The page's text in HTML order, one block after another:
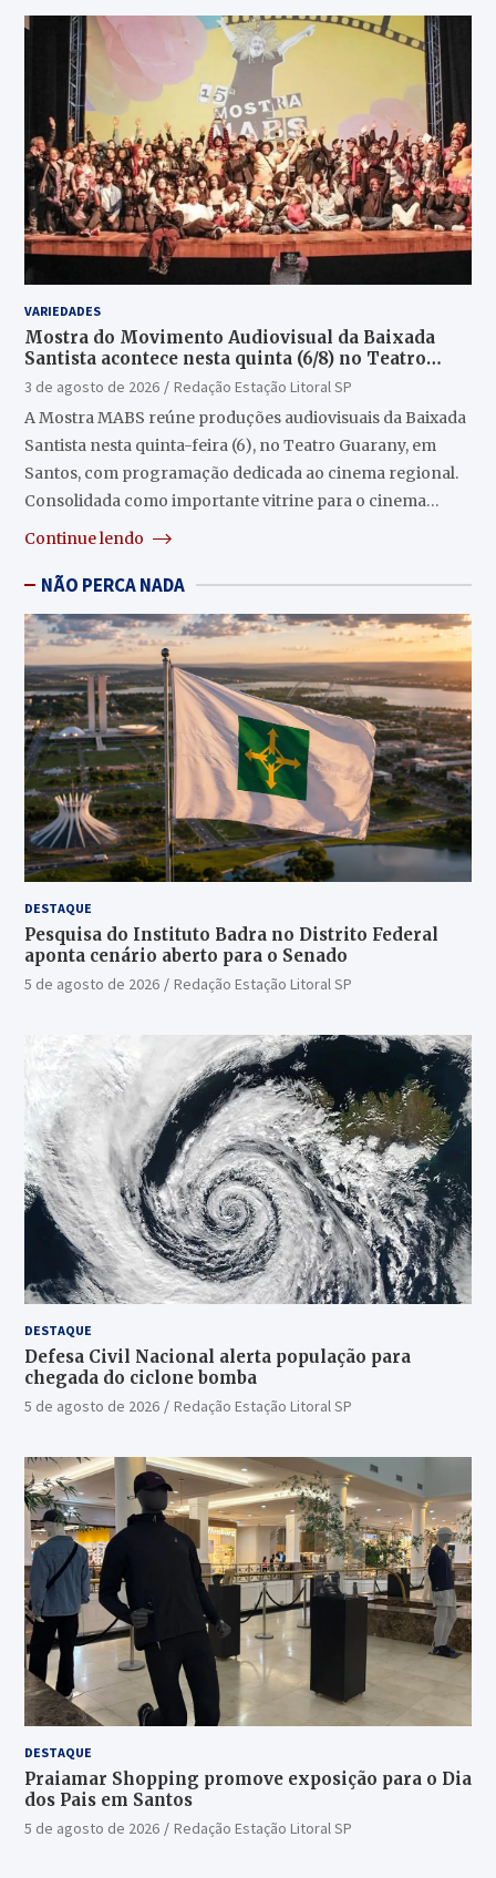
VARIEDADES
Mostra do Movimento Audiovisual da Baixada
Santista acontece nesta quinta (6/8) no Teatro
Guarany
3 de agosto de 2026
Redação Estação Litoral SP
A Mostra MABS reúne produções audiovisuais da Baixada
Santista nesta quinta-feira (6), no Teatro Guarany, em
Santos, com programação dedicada ao cinema regional.
Consolidada como importante vitrine para o cinema…
Continue lendo
NÃO PERCA NADA
DESTAQUE
Pesquisa do Instituto Badra no Distrito Federal
aponta cenário aberto para o Senado
5 de agosto de 2026 Redação Estação Litoral SP
DESTAQUE
Defesa Civil Nacional alerta população para
chegada do ciclone bomba
5 de agosto de 2026 Redação Estação Litoral SP
DESTAQUE
Praiamar Shopping promove exposição para o Dia
dos Pais em Santos
5 de agosto de 2026 Redação Estação Litoral SP